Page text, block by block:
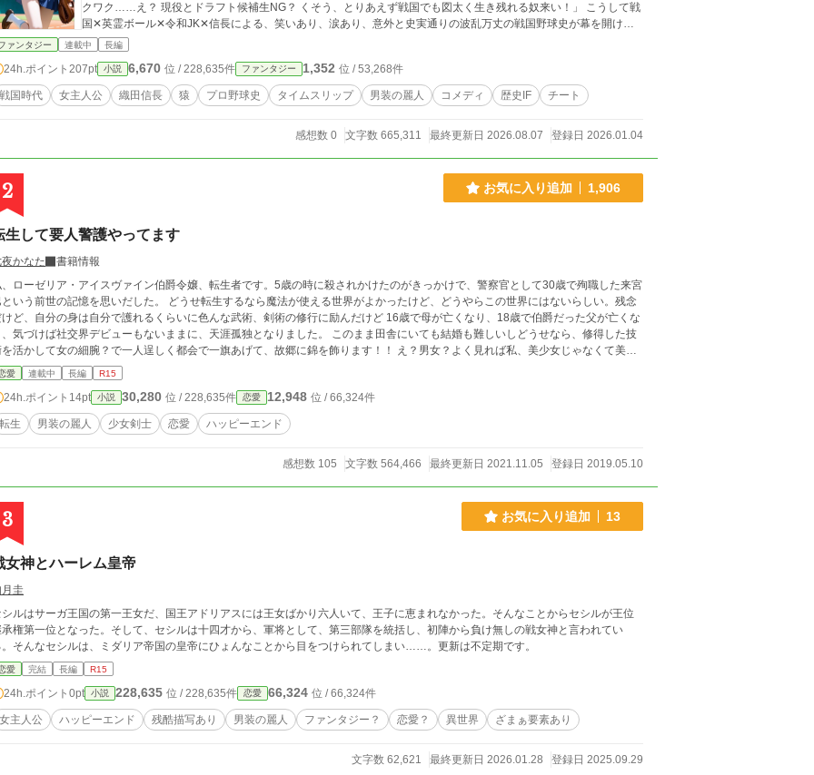
クワク……え？ 現役とドラフト候補生NG？ くそう、とりあえず戦国でも図太く生き残れる奴来い！」 こうして戦
国✕英霊ボール✕令和JK✕信長による、笑いあり、涙あり、意外と史実通りの波乱万丈の戦国野球史が幕を開け
た。 真昼「ふざけんなクソ神」
ァンタジー 連載中 長編
24h.ポイント 207pt 小説 6,670 位 / 228,635件 ファンタジー 1,352 位 / 53,268件
戦国時代 女主人公 織田信長 猿 プロ野球史 タイムスリップ 男装の麗人 コメディ 歴史IF チート
感想数 0 文字数 665,311 最終更新日 2026.08.07 登録日 2026.01.04
2 お気に入り追加 1,906
生して要人警護やってます
かなた
書籍情報
ローゼリア・アイスヴァイン伯爵令嬢、転生者です。5歳の時に殺されかけたのがきっかけで、警察官として30歳で殉職した来宮
いう前世の記憶を思いだした。 どうせ転生するなら魔法が使える世界がよかったけど、どうやらこの世界にはないらしい。残念
ど、自分の身は自分で護れるくらいに色んな武術、剣術の修行に励んだけど 16歳で母が亡くなり、18歳で伯爵だった父が亡くな
気づけば社交界デビューもないままに、天涯孤独となりました。 このまま田舎にいても結婚も難しいしどうせなら、修得した技
活かして女の細腕？で一人逞しく都会で一旗あげて、故郷に錦を飾ります！！ え？男女？よく見れば私、美少女じゃなくて美少
男装もします。 私これでも伯爵令嬢なんだけど、踊り子やったり用心棒やったり、今は王弟殿下のメイドとして警護して
います。 恋愛要素入れたいですが、そこは緩く行きますのでよろしくお願いします。 設定の甘い所はご容赦を R15は念のため
愛 連載中 長編 R15
24h.ポイント 14pt 小説 30,280 位 / 228,635件 恋愛 12,948 位 / 66,324件
転生 男装の麗人 少女剣士 恋愛 ハッピーエンド
感想数 105 文字数 564,466 最終更新日 2021.11.05 登録日 2019.05.10
3 お気に入り追加 13
女神とハーレム皇帝
圭
ルはサーガ王国の第一王女だ、国王アドリアスには王女ばかり六人いて、王子に恵まれなかった。そんなことからセシルが王位
権第一位となった。そして、セシルは十四才から、軍将として、第三部隊を統括し、初陣から負け無しの戦女神と言われてい
そんなセシルは、ミダリア帝国の皇帝にひょんなことから目をつけられてしまい……。更新は不定期です。
愛 完結 長編 R15
24h.ポイント 0pt 小説 228,635 位 / 228,635件 恋愛 66,324 位 / 66,324件
女主人公 ハッピーエンド 残酷描写あり 男装の麗人 ファンタジー？ 恋愛？ 異世界 ざまぁ要素あり
文字数 62,621 最終更新日 2026.01.28 登録日 2025.09.29